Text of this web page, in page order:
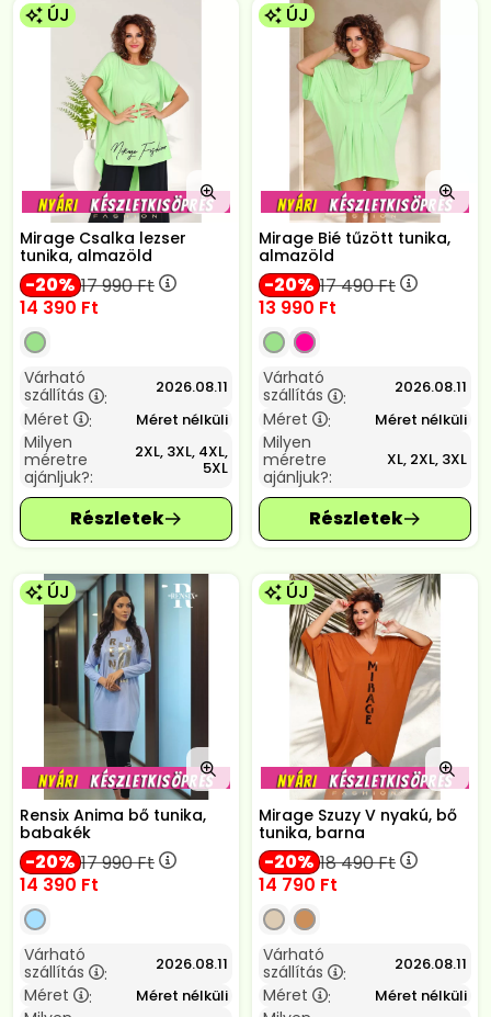
ÚJ
Mirage Csalka lezser
tunika, almazöld
20 17 990Ft
14 390 Ft
Várható
szállítás
: 2026.08.11
Méret : Méret nélküli
Milyen
méretre
ajánljuk?:
2XL, 3XL, 4XL,
5XL
ÚJ
Mirage Bié tűzött tunika,
almazöld
20 17 490Ft
13 990 Ft
Várható
szállítás
: 2026.08.11
Méret : Méret nélküli
Milyen
méretre
ajánljuk?:
XL, 2XL, 3XL
ÚJ
Rensix Anima bő tunika,
babakék
20 17 990Ft
14 390 Ft
Várható
szállítás
: 2026.08.11
Méret : Méret nélküli
ÚJ
Mirage Szuzy V nyakú, bő
tunika, barna
20 18 490Ft
14 790 Ft
Várható
szállítás
: 2026.08.11
Méret : Méret nélküli